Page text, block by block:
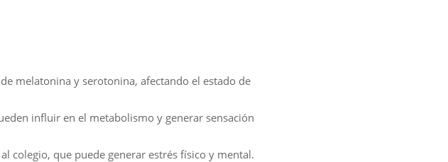
melatonina y serotonina, afectando el estado de
influir en el metabolismo y generar sensación
colegio, que puede generar estrés físico y mental.